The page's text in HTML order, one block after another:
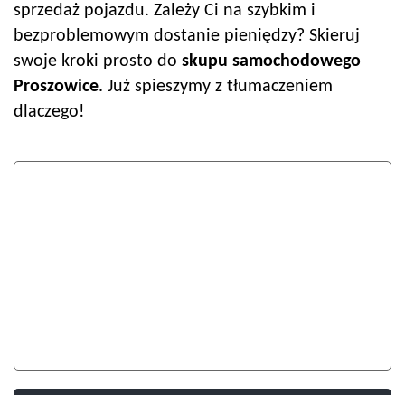
sprzedaż pojazdu. Zależy Ci na szybkim i
bezproblemowym dostanie pieniędzy? Skieruj
swoje kroki prosto do skupu samochodowego
Proszowice. Już spieszymy z tłumaczeniem
dlaczego!